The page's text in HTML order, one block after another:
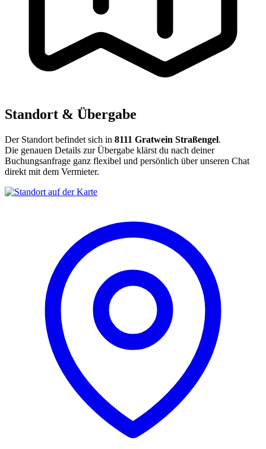
Standort & Übergabe
Der Standort befindet sich in 8111 Gratwein Straßengel.
Die genauen Details zur Übergabe klärst du nach deiner
Buchungsanfrage ganz flexibel und persönlich über unseren Chat
direkt mit dem Vermieter.